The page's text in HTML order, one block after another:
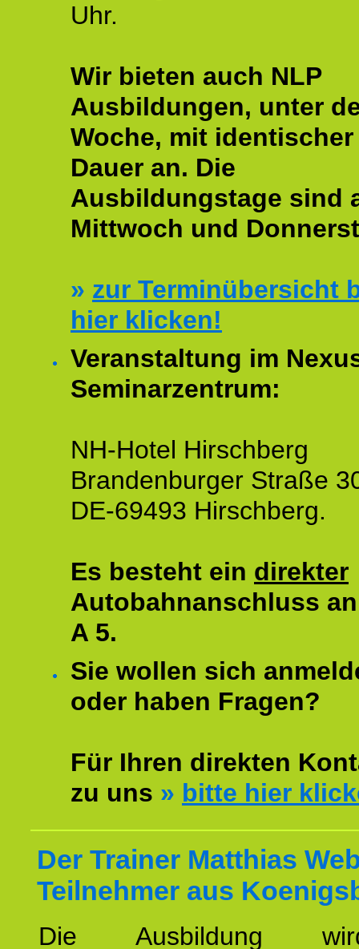
Uhr.
Wir bieten auch NLP
Ausbildungen, unter
Woche, mit identischer
Dauer an. Die
Ausbildungstage sind
Mittwoch und
» zur Terminübersicht
hier klicken!
Veranstaltung im
Seminarzentrum:
NH-Hotel Hirschberg
Brandenburger Straße
DE-69493 Hirschberg.
Es besteht ein direkter
Autobahnanschluss
A 5.
Sie wollen sich
oder haben Fragen?
Für Ihren direkten
zu uns » bitte hier
Der Trainer Matthias
Teilnehmer aus
Die Ausbildung